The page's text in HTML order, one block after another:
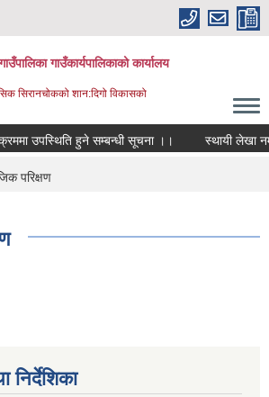
गाउँकार्यपालिकाको कार्यालय
सिरानचोकको शान:दिगो विकासको
उपस्थिति हुने सम्बन्धी सूचना ।। स्थायी लेखा
परिक्षण